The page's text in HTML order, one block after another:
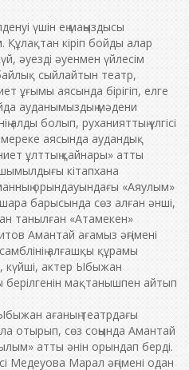
үшін ең маңыздысы
Құлақтан кіріп бойды алар
әуезді әуенмен үйлесім
сыйлайтын театр,
ұғымы аясында бірігіп, елге
ауданымыздың мәдени
алды болып, руханияттың үлгісі
аясында аудандық
ұлттың қайнары» атты
кітапхана
орындауындағы «Аяулым»
барысында сөз алған әнші,
танылған «Атамекен»
Амантай ағамыз әңгімені
алғашқы құрамы
күйші, актер Ыбыжан
берілгенін мақтанышпен айтып
ағаның театрдағы
отырып, сөз соңында Амантай
атты әнін орындап берді.
Медеуова Марал әңгімені одан